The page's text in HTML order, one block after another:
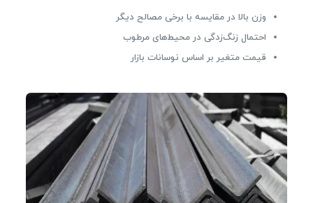
وزن بالا در مقایسه با برخی مصالح دیگر
احتمال زنگ‌زدگی در محیط‌های مرطوب
قیمت متغیر بر اساس نوسانات بازار